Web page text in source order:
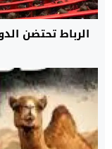
الرباط تحتضن